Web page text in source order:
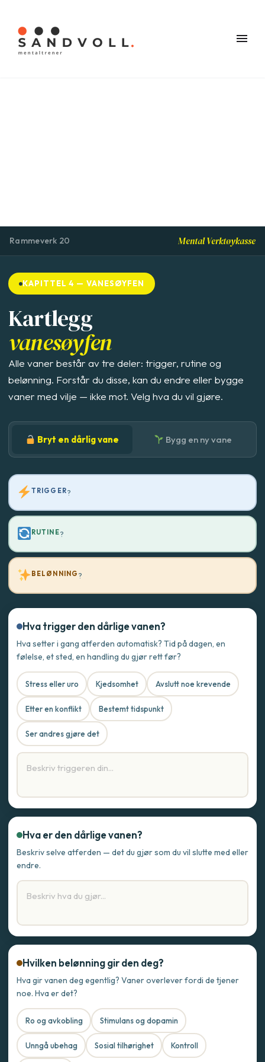
Rammeverk 20 Mental Verktøykasse
KAPITTEL 4 — VANESØYFEN
Kartlegg
vanesøyfen
Alle vaner består av tre deler: trigger, rutine og
belønning. Forstår du disse, kan du endre eller bygge
vaner med vilje — ikke mot. Velg hva du vil gjøre.
Bryt en dårlig vane Bygg en ny vane
TRIGGER?
RUTINE?
BELØNNING ?
Hva trigger den dårlige vanen?
Hva setter i gang atferden automatisk? Tid på dagen, en
følelse, et sted, en handling du gjør rett før?
Stress eller uro Kjedsomhet Avslutt noe krevende
Etter en konflikt Bestemt tidspunkt
Ser andres gjøre det
Hva er den dårlige vanen?
Beskriv selve atferden — det du gjør som du vil slutte med eller
endre.
Hvilken belønning gir den deg?
Hva gir vanen deg egentlig? Vaner overlever fordi de tjener
noe. Hva er det?
Ro og avkobling Stimulans og dopamin
Unngå ubehag Sosial tilhørighet Kontroll